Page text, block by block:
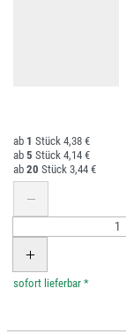
1
4,38 €
5
4,14 €
20
3,44 €
*